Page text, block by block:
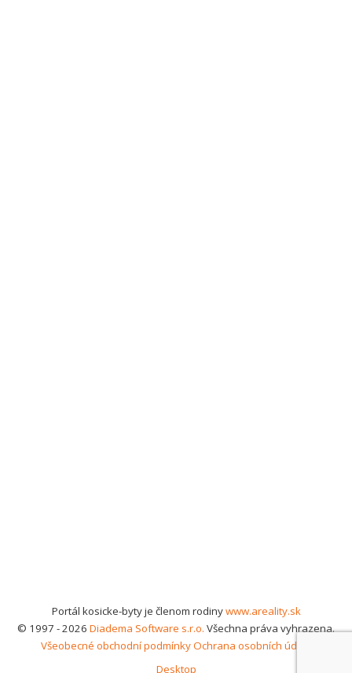
Portál kosicke-byty je členom rodinywww.areality.sk
© 1997 - 2026 Diadema Software s.r.o. Všechna práva vyhrazena.
Všeobecné obchodní podmínkyOchrana osobních údajů
Desktop